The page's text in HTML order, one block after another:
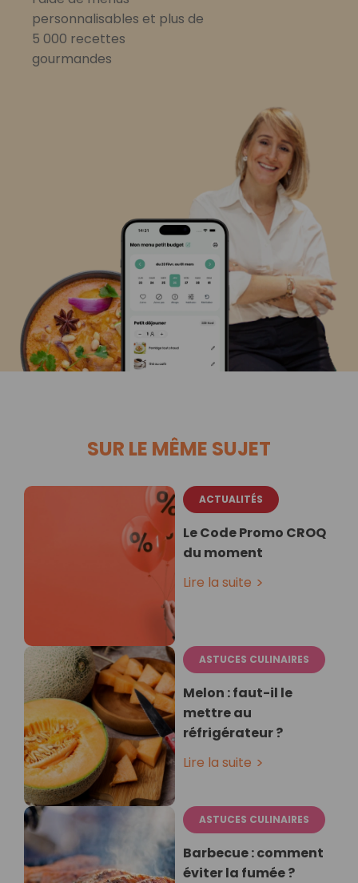
personnalisables et plus de
5 000 recettes
gourmandes
SUR LE MÊME SUJET
ACTUALITÉS
Le Code Promo CROQ
du moment
Lire la suite
ASTUCES CULINAIRES
Melon : faut-il le
mettre au
réfrigérateur ?
Lire la suite
ASTUCES CULINAIRES
Barbecue : comment
éviter la fumée ?